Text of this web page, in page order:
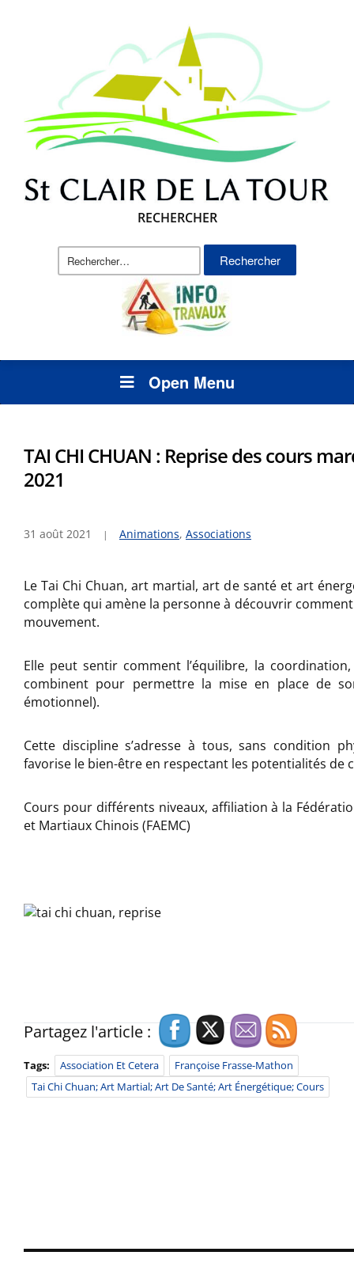
RECHERCHER
Rechercher :
Open Menu
TAI CHI CHUAN : Reprise des cours
2021
31 août 2021 Animations, Associations
Le Tai Chi Chuan, art martial, art de santé et art
complète qui amène la personne à découvrir
mouvement.
Elle peut sentir comment l’équilibre, la
combinent pour permettre la mise en place de
émotionnel).
Cette discipline s’adresse à tous, sans condition
favorise le bien-être en respectant les potentialités de
Cours pour différents niveaux, affiliation à la
et Martiaux Chinois (FAEMC)
Partagez l'article :
Tags: Association Et Cetera
Françoise Frasse-Mathon
Tai Chi Chuan; Art Martial; Art De Santé; Art Énergétique; Cours